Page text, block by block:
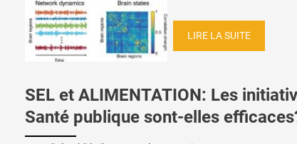
LIRE LA SUITE
SEL et ALIMENTATION: Les
Santé publique sont-elles